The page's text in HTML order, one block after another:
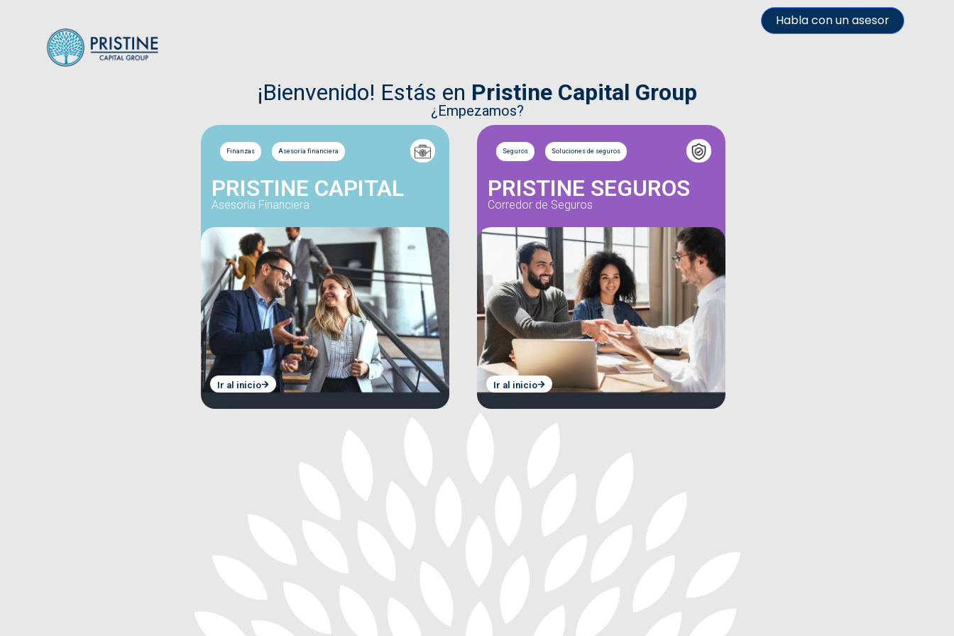
Habla con un asesor
¡Bienvenido! Estás en Pristine Capital Group
¿Empezamos?
Finanzas Asesoría financiera
PRISTINE CAPITAL
Asesoría Financiera
Ir al inicio
Seguros Soluciones de seguros
PRISTINE SEGUROS
Corredor de Seguros
Ir al inicio